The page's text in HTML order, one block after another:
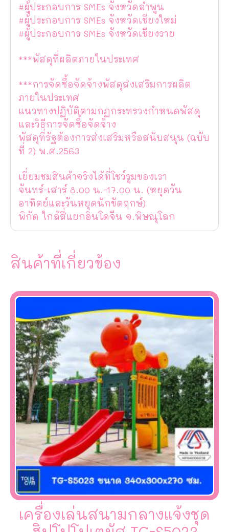
#ผู้ประกอบการ SMEs จังหวัดลำพูน
#ผู้ประกอบการ SMEs จังหวัดเชียงใหม่
#ผู้ประกอบการ SMEs จังหวัดเชียงราย
***พัสดุที่ผลิตภายในประเทศ
***การจัดซื้อจัดจ้างพัสดุส่งเสริมการผลิต
ภายในประเทศ
แนวทางปฏิบัติตามกฏกระทรวงกำหนดพัสดุ
และวิธีการจัดซื้อจัดจ้าง
พัสดุที่รัฐต้องการส่งเสริมหรือสนับสนุน (ฉบับ
ที่ 2) พ.ศ.2563
เยี่ยมชมสินค้าจริงได้ที่โชว์รูมของเรา
จันทร์-เสาร์ 8.00 น.-17.00 น. (หยุดวัน
อาทิตย์และวันหยุดนักขัตฤกษ์)
พิกัด ใกล้สี่แยกอินโดจีน จ.พิษณุโลก
สินค้าที่เกี่ยวข้อง
เครื่องเล่นสนามกลางแจ้งชุด